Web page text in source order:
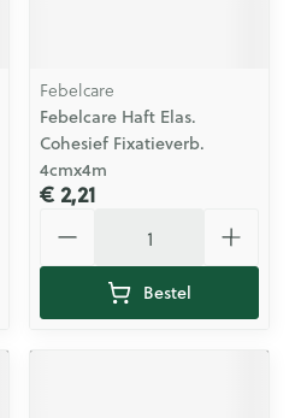
Febelcare
Febelcare Haft Elas.
Cohesief Fixatieverb.
4cmx4m
€ 2,21
Bestel